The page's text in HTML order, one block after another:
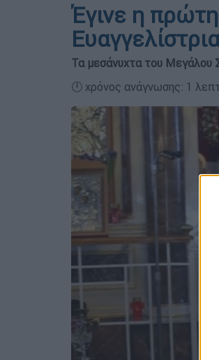
Έγινε η
Τα μεσάνυχτα του Μεγάλου
🕛 χρόνος ανάγνωσης: 1